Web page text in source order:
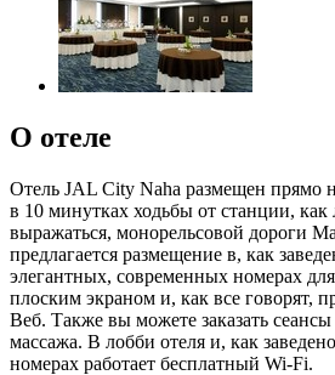
О отеле
Отель JAL City Naha размещен прямо
в 10 минутках ходьбы от станции,
выражаться, монорельсовой дороги
предлагается размещение в, как
элегантных, современных номерах
плоским экраном и, как все говорят,
Веб. Также вы можете заказать
массажа. В лобби отеля и, как
номерах работает бесплатный Wi-Fi.